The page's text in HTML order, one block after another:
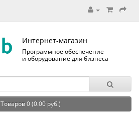
Интернет-магазин
Программное обеспечение
и оборудование для бизнеса
Товаров 0 (0.00 руб.)